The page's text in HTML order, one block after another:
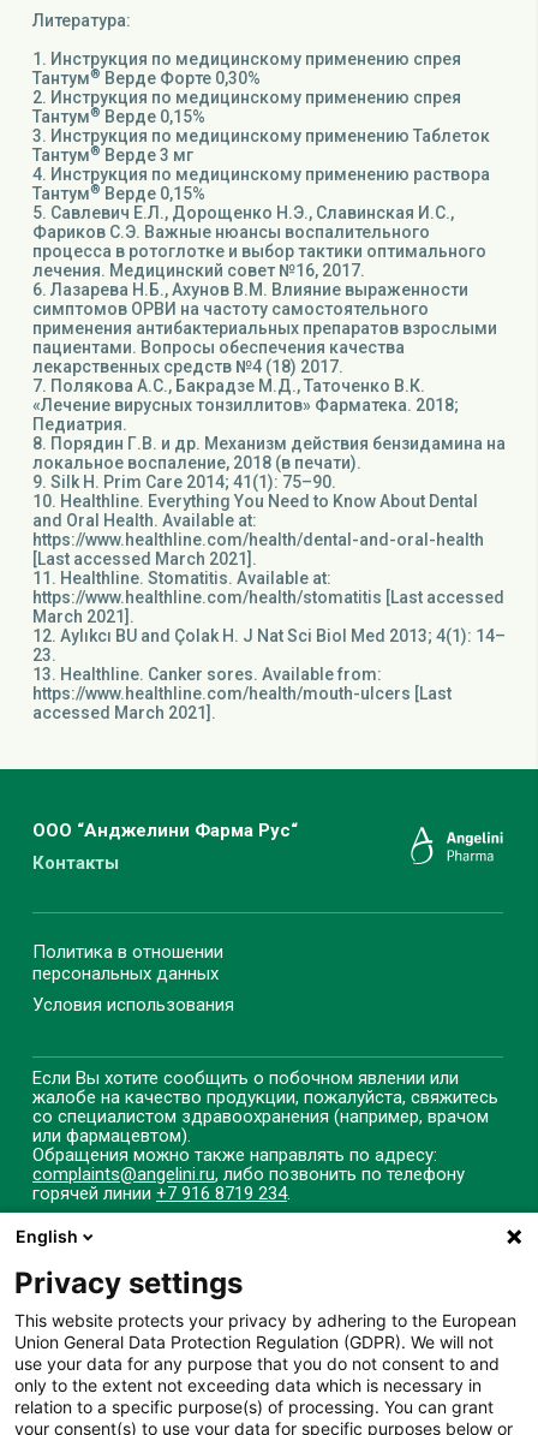
Литература:
1. Инструкция по медицинскому применению спрея
Тантум® Верде Форте 0,30%
2. Инструкция по медицинскому применению спрея
Тантум® Верде 0,15%
3. Инструкция по медицинскому применению Таблеток
Тантум® Верде 3 мг
4. Инструкция по медицинскому применению раствора
Тантум® Верде 0,15%
5. Савлевич Е.Л., Дорощенко Н.Э., Славинская И.С.,
Фариков С.Э. Важные нюансы воспалительного
процесса в ротоглотке и выбор тактики оптимального
лечения. Медицинский совет №16, 2017.
6. Лазарева Н.Б., Ахунов В.М. Влияние выраженности
симптомов ОРВИ на частоту самостоятельного
применения антибактериальных препаратов взрослыми
пациентами. Вопросы обеспечения качества
лекарственных средств №4 (18) 2017.
7. Полякова А.С., Бакрадзе М.Д., Таточенко В.К.
«Лечение вирусных тонзиллитов» Фарматека. 2018;
Педиатрия.
8. Порядин Г.В. и др. Механизм действия бензидамина на
локальное воспаление, 2018 (в печати).
9. Silk H. Prim Care 2014; 41(1): 75–90.
10. Healthline. Everything You Need to Know About Dental
and Oral Health. Available at:
https://www.healthline.com/health/dental-and-oral-health
[Last accessed March 2021].
11. Healthline. Stomatitis. Available at:
https://www.healthline.com/health/stomatitis [Last accessed
March 2021].
12. Aylıkcı BU and Çolak H. J Nat Sci Biol Med 2013; 4(1): 14–
23.
13. Healthline. Canker sores. Available from:
https://www.healthline.com/health/mouth-ulcers [Last
accessed March 2021].
ООО “Анджелини Фарма Рус“
Контакты
Политика в отношении
персональных данных
Условия использования
Если Вы хотите сообщить о побочном явлении или
жалобе на качество продукции, пожалуйста, свяжитесь
со специалистом здравоохранения (например, врачом
или фармацевтом).
Обращения можно также направлять по адресу:
complaints@angelini.ru, либо позвонить по телефону
горячей линии +7 916 8719 234.
ИМЕЮТСЯ
ПРОТИВОПОКАЗАНИЯ.
НЕОБХОДИМО
English
Privacy settings
This website protects your privacy by adhering to the European
Union General Data Protection Regulation (GDPR). We will not
use your data for any purpose that you do not consent to and
only to the extent not exceeding data which is necessary in
relation to a specific purpose(s) of processing. You can grant
your consent(s) to use your data for specific purposes below or